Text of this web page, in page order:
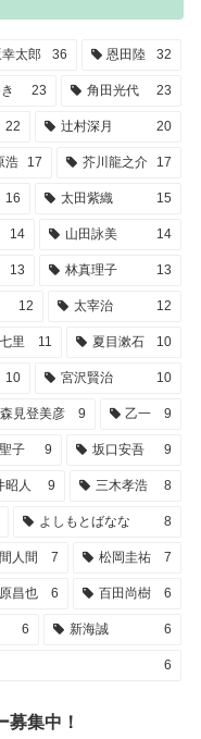
太郎 36 恩田陸 32
23 角田光代 23
22 辻村深月 20
浩 17 芥川龍之介 17
16 太田紫織 15
14 山田詠美 14
13 林真理子 13
12 太宰治 12
里 11 夏目漱石 10
10 宮沢賢治 10
森見登美彦 9 乙一 9
子 9 坂口安吾 9
昭人 9 三木孝浩 8
よしもとばなな 8
人間 7 松岡圭祐 7
昌也 6 百田尚樹 6
6 新海誠 6
6
募集中！